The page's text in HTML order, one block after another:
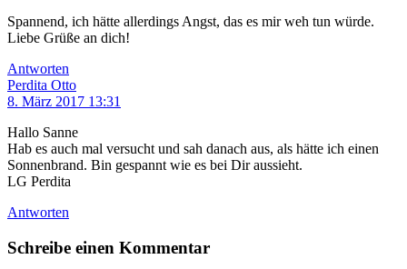
Spannend, ich hätte allerdings Angst, das es mir weh tun würde.
Liebe Grüße an dich!
Antworten
Perdita Otto
8. März 2017 13:31
Hallo Sanne
Hab es auch mal versucht und sah danach aus, als hätte ich einen
Sonnenbrand. Bin gespannt wie es bei Dir aussieht.
LG Perdita
Antworten
Schreibe einen Kommentar